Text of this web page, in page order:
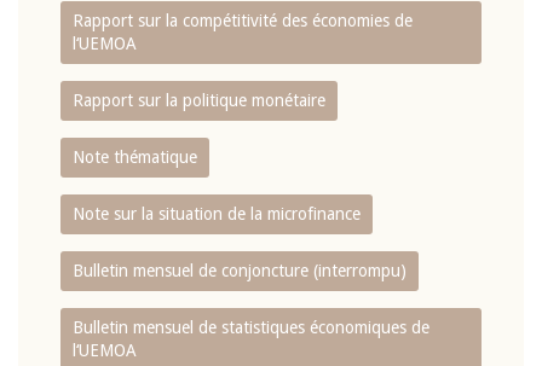
Rapport sur la compétitivité des économies de
l‘UEMOA
Rapport sur la politique monétaire
Note thématique
Note sur la situation de la microfinance
Bulletin mensuel de conjoncture (interrompu)
Bulletin mensuel de statistiques économiques de
l‘UEMOA